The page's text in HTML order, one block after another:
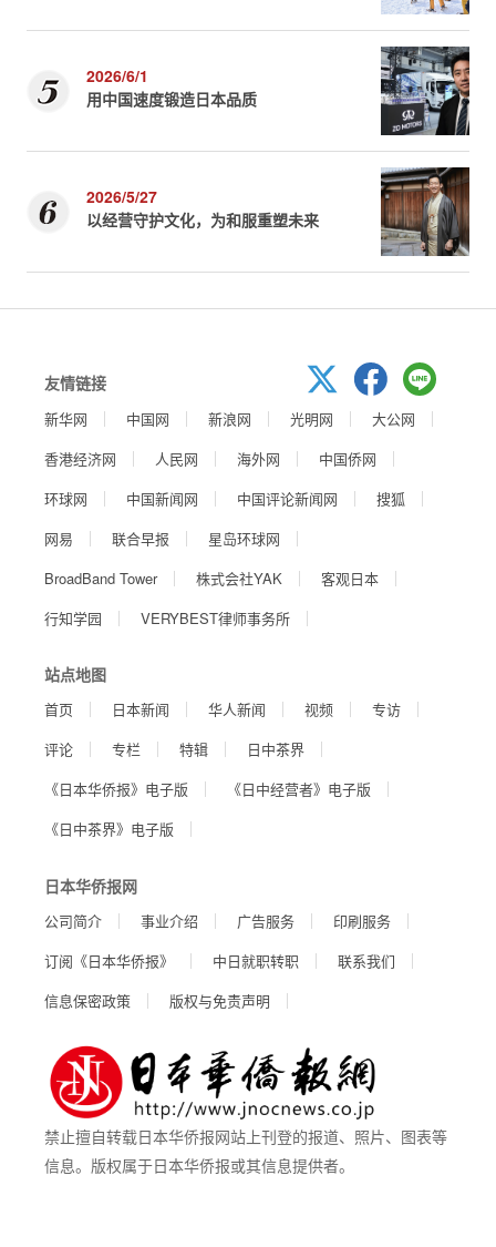
2026/6/1
用中国速度锻造日本品质
2026/5/27
以经营守护文化，为和服重塑未来
友情链接
新华网 中国网 新浪网 光明网
大公网
香港经济网
人民网 海外网
中国侨网
环球网
中国新闻网 中国评论新闻网
搜狐
网易
联合早报
星岛环球网
BroadBand Tower
株式会社YAK
客观日本
行知学园
VERYBEST律师事务所
站点地图
首页 日本新闻 华人新闻 视频
专访
评论
专栏 特辑
日中茶界
《日本华侨报》电子版
《日中经营者》电子版
《日中茶界》电子版
日本华侨报网
公司简介 事业介绍 广告服务
印刷服务
订阅《日本华侨报》
中日就职转职
联系我们
信息保密政策
版权与免责声明
禁止擅自转载日本华侨报网站上刊登的报道、照片、图表等
信息。版权属于日本华侨报或其信息提供者。